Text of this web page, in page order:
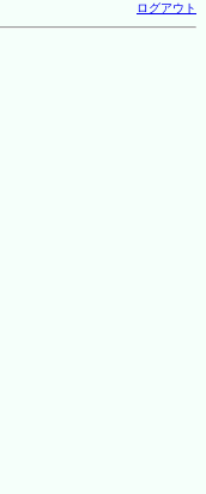
ログアウト